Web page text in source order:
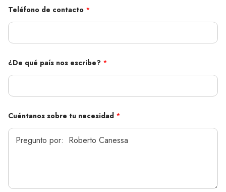
Teléfono de contacto *
o
t
T
l
f
¿De qué país nos escribe? *
Cuéntanos sobre tu necesidad *